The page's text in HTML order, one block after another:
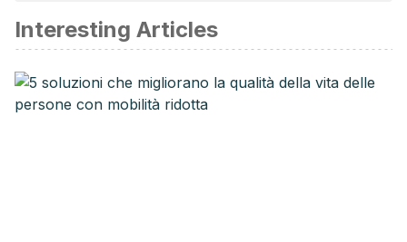
García Peris, P., Bretón Lesmes, I., de la Cuerda Compes,
C., & Camblor Alvarez, M. (2002). Metabolismo col??nico
de la fibra. Nutricion Hospitalaria.
Organización de las Naciones Unidas para la Agricultura y
Interesting Articles